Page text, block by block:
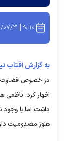
۲۰:۱۰ ۱۴۰۱/
به گزارش آفتاب
در خصوص قضاوت
اظهار کرد: ناظمی
داشت اما با
هنوز مصدومیت